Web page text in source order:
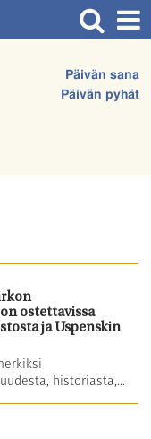
Päivän sana
Päivän pyhät
ostettavissa
ja Uspenskin
historiasta,...